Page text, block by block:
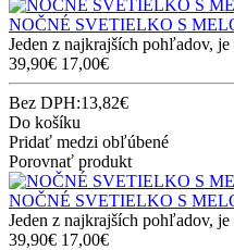
NOČNÉ SVETIELKO S
Jeden z najkrajších pohľadov,
39,90€ 17,00€
Bez DPH:13,82€
Do košíku
Pridať medzi obľúbené
Porovnať produkt
NOČNÉ SVETIELKO S
Jeden z najkrajších pohľadov,
39,90€ 17,00€